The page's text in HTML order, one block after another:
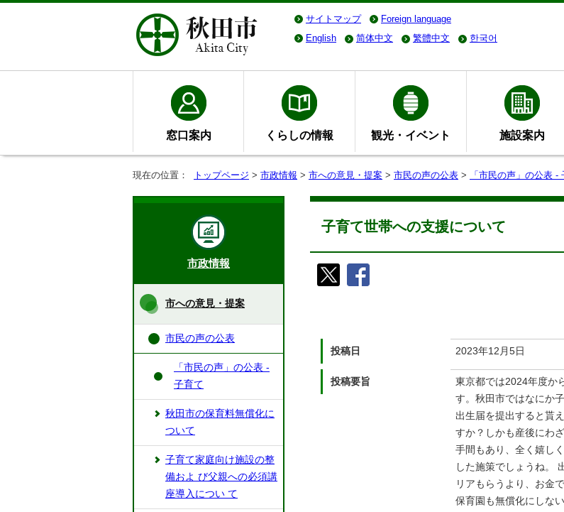
サイトマップ Foreign language
English
简体中文 繁體中文 한국어
窓口案内 くらしの情報 観光・イベント 施設案内
現在の位置： トップページ > 市政情報 > 市への意見・提案 > 市民の声の公表 > 「市民の声」の公表 -
⼦育て世帯への⽀援について
投稿日 2023年12⽉5日
投稿要旨
東京都では2024年度か
す。秋⽥市ではなにか
出⽣届を提出すると貰
すか？しかも産後にわ
⼿間もあり、全く嬉し
した施策でしょうね。
リアもらうより、お⾦
保育園も無償化にしな
市政情報
市への意見・提案
市民の声の公表
「市民の声」の公表 -
子育て
秋田市の保育料無償化に
ついて
⼦育て家庭向け施設の整
備およ び⽗親への必須講
座導⼊につい て